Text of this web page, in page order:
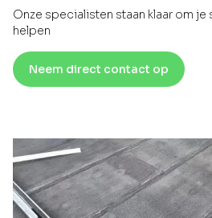
Onze specialisten staan klaar om
helpen
Neem direct contact op